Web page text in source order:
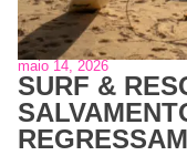
maio 14, 2026
SURF &